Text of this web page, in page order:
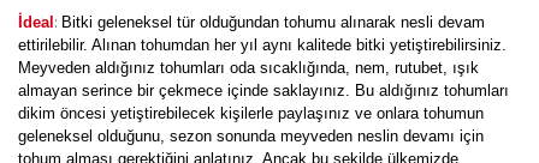
İdeal : Bitki geleneksel tür olduğundan tohumu alınarak nesli devam
ettirilebilir. Alınan tohumdan her yıl aynı kalitede bitki yetiştirebilirsiniz.
Meyveden aldığınız tohumları oda sıcaklığında, nem, rutubet, ışık
almayan serince bir çekmece içinde saklayınız. Bu aldığınız tohumları
dikim öncesi yetiştirebilecek kişilerle paylaşınız ve onlara tohumun
geleneksel olduğunu, sezon sonunda meyveden neslin devamı için
tohum alması gerektiğini anlatınız. Ancak bu şekilde ülkemizde